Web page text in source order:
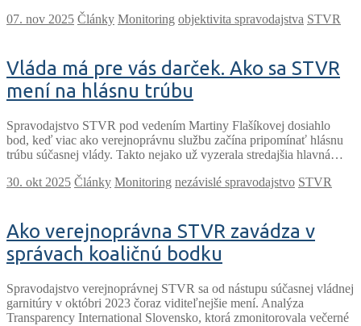
Články Monitoring objektivita spravodajstva STVR
Vláda má pre vás darček. Ako sa STVR
mení na hlásnu trúbu
Spravodajstvo STVR pod vedením Martiny Flašíkovej dosiahlo
bod, keď viac ako verejnoprávnu službu začína pripomínať hlásnu
trúbu súčasnej vlády. Takto nejako už vyzerala stredajšia hlavná…
Články Monitoring nezávislé spravodajstvo STVR
Ako verejnoprávna STVR zavádza v
správach koaličnú bodku
Spravodajstvo verejnoprávnej STVR sa od nástupu súčasnej vládnej
garnitúry v októbri 2023 čoraz viditeľnejšie mení. Analýza
Transparency International Slovensko, ktorá zmonitorovala večerné